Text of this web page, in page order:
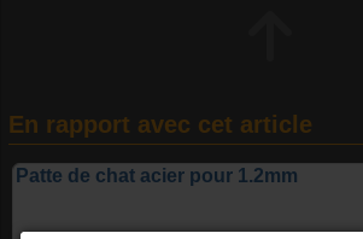
En rapport avec cet article
Patte de chat acier pour 1.2mm